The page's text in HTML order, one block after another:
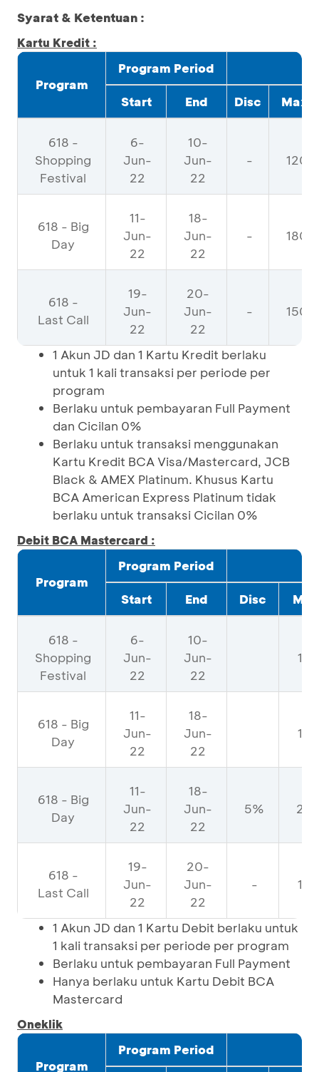
Syarat & Ketentuan :
Kartu Kredit :
Program
Program Period
Start End Disc
618 -
Shopping
Festival
6-
Jun-
22
10-
Jun-
22
-
618 - Big
Day
11-
Jun-
22
18-
Jun-
22
-
618 -
Last Call
19-
Jun-
22
20-
Jun-
22
-
1 Akun JD dan 1 Kartu Kredit berlaku
untuk 1 kali transaksi per periode per
program
Berlaku untuk pembayaran Full Payment
dan Cicilan 0%
Berlaku untuk transaksi menggunakan
Kartu Kredit BCA Visa/Mastercard, JCB
Black & AMEX Platinum. Khusus Kartu
BCA American Express Platinum tidak
berlaku untuk transaksi Cicilan 0%
Debit BCA Mastercard :
Program
Program Period
Start End Disc
618 -
Shopping
Festival
6-
Jun-
22
10-
Jun-
22
618 - Big
Day
11-
Jun-
22
18-
Jun-
22
618 - Big
Day
11-
Jun-
22
18-
Jun-
22
5%
618 -
Last Call
19-
Jun-
22
20-
Jun-
22
-
1 Akun JD dan 1 Kartu Debit berlaku untuk
1 kali transaksi per periode per program
Berlaku untuk pembayaran Full Payment
Hanya berlaku untuk Kartu Debit BCA
Mastercard
Oneklik
Program
Program Period